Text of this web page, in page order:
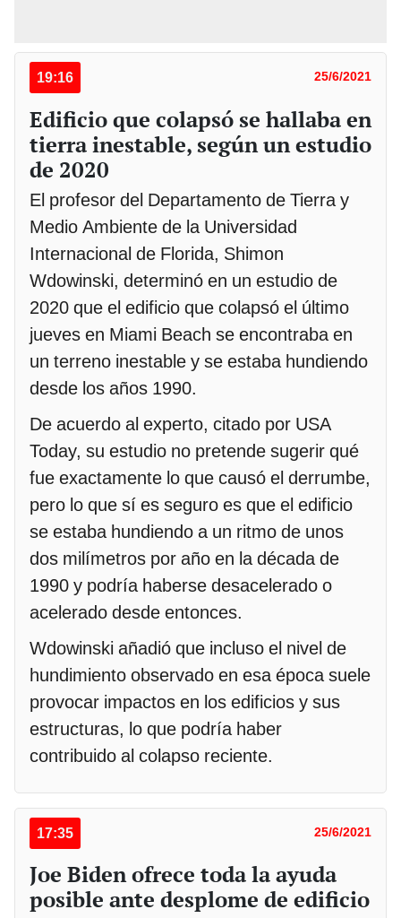
19:16 25/6/2021
Edificio que colapsó se hallaba en
tierra inestable, según un estudio
de 2020
El profesor del Departamento de Tierra y
Medio Ambiente de la Universidad
Internacional de Florida, Shimon
Wdowinski, determinó en un estudio de
2020 que el edificio que colapsó el último
jueves en Miami Beach se encontraba en
un terreno inestable y se estaba hundiendo
desde los años 1990.
De acuerdo al experto, citado por USA
Today, su estudio no pretende sugerir qué
fue exactamente lo que causó el derrumbe,
pero lo que sí es seguro es que el edificio
se estaba hundiendo a un ritmo de unos
dos milímetros por año en la década de
1990 y podría haberse desacelerado o
acelerado desde entonces.
Wdowinski añadió que incluso el nivel de
hundimiento observado en esa época suele
provocar impactos en los edificios y sus
estructuras, lo que podría haber
contribuido al colapso reciente.
17:35 25/6/2021
Joe Biden ofrece toda la ayuda
posible ante desplome de edificio